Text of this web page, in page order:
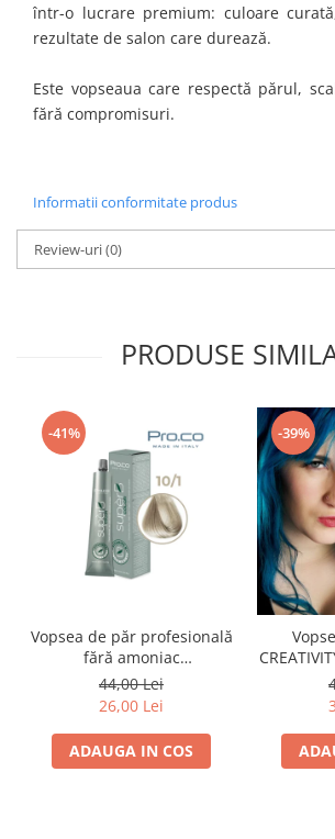
într-o lucrare premium: culoare
rezultate de salon care durează.
Este vopseaua care respectă părul,
fără compromisuri.
Informatii conformitate produs
Review-uri(0)
PRODUSE
-41%
Vopsea de păr profesională
fără amoniac
SUPERB.COLOR 100 ml -
Pro.Co - 10/1 BLOND EXTRA
DESCHIS CENUSIU
44,00 Lei
26,00 Lei
ADAUGA IN COS
-39%
ml